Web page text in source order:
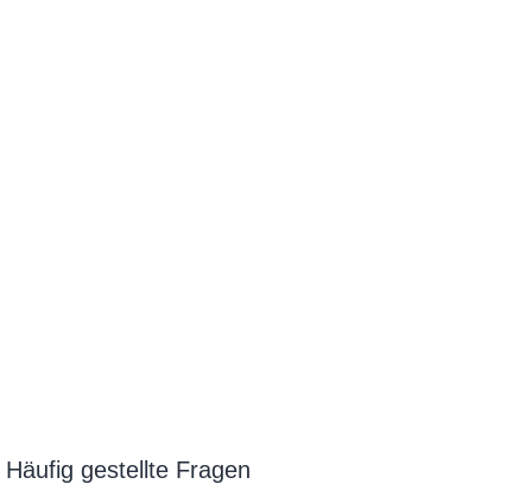
Häufig gestellte Fragen